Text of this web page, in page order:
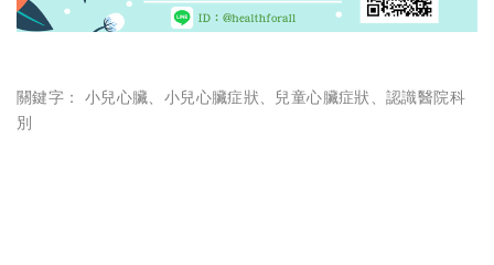
關鍵字： 小兒心臟、 小兒心臟症狀、 兒童心臟症狀 、 認識醫院科
別